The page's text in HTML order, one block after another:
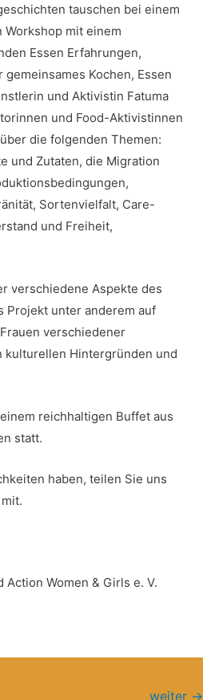
tauschen bei einem
Workshop mit einem
Essen Erfahrungen,
Kochen, Essen
und Aktivistin Fatuma
und Food-Aktivistinnen
die folgenden Themen:
und Zutaten, die Migration
Sortenvielfalt, Care-
und Freiheit,
verschiedene Aspekte des
Projekt unter anderem auf
verschiedener
kulturellen Hintergründen und
reichhaltigen Buffet aus
statt.
haben, teilen Sie uns
Women & Girls e. V.
weiter →